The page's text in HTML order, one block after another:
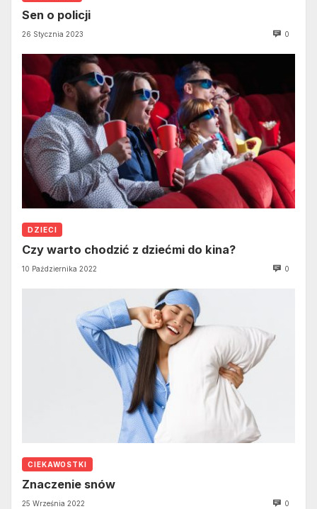
Sen o policji
26 Stycznia 2023 0
DZIECI
Czy warto chodzić z dziećmi do kina?
10 Października 2022 0
CIEKAWOSTKI
Znaczenie snów
25 Września 2022 0